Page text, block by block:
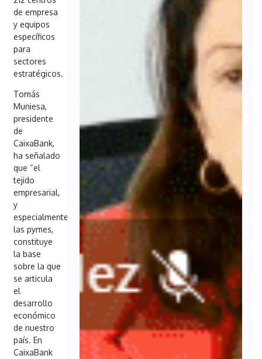
de empresa
y equipos
específicos
para
sectores
estratégicos.
Tomás
Muniesa,
presidente
de
CaixaBank,
ha señalado
que “el
tejido
empresarial,
y
especialmente
las pymes,
constituye
la base
sobre la que
se articula
el
desarrollo
económico
de nuestro
país. En
CaixaBank